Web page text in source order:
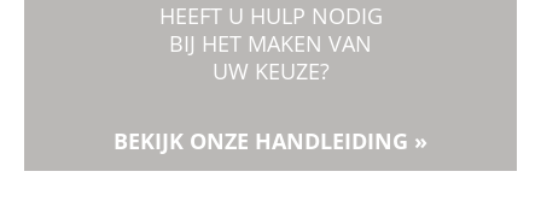
HEEFT U HULP NODIG
BIJ HET MAKEN VAN
UW KEUZE?
BEKIJK ONZE HANDLEIDING »